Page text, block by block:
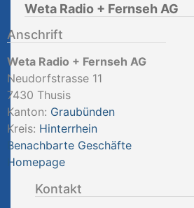
Weta Radio + Fernseh AG
Anschrift
Weta Radio + Fernseh AG
Neudorfstrasse 11
7430 Thusis
Kanton: Graubünden
Kreis: Hinterrhein
Benachbarte Geschäfte
Homepage
Kontakt